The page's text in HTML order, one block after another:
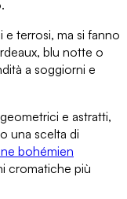
e terrosi, ma si fanno
blu notte o
a soggiorni e
e astratti,
una scelta di
bohémien
cromatiche più